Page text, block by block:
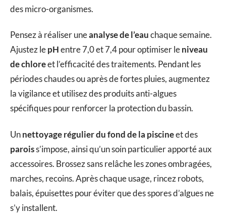
des micro-organismes.
Pensez à réaliser uneanalyse de l’eauchaque semaine.
Ajustez lepHentre 7,0 et 7,4 pour optimiser leniveau
de chloreet l’efficacité des traitements. Pendant les
périodes chaudes ou après de fortes pluies, augmentez
la vigilance et utilisez des produits anti-algues
spécifiques pour renforcer la protection du bassin.
Unnettoyage régulier du fond de la piscineet des
paroiss’impose, ainsi qu’un soin particulier apporté aux
accessoires. Brossez sans relâche les zones ombragées,
marches, recoins. Après chaque usage, rincez robots,
balais, épuisettes pour éviter que des spores d’algues ne
s’y installent.